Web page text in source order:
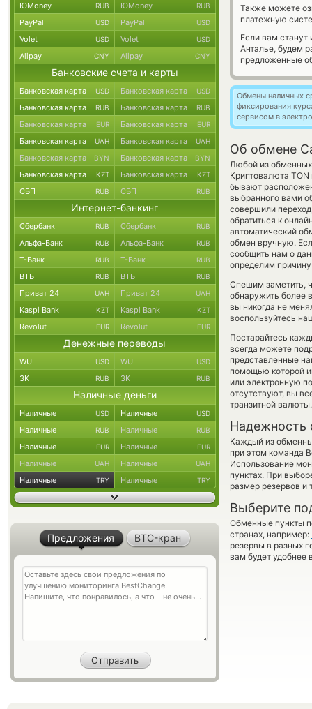
Также можете
платежную
Если вам
Анталье, будем
предложенные
Обмены наличных
фиксирования
сервисом в
Об обмене
Любой из обменных
Криптовалюта
бывают
выбранного вами
совершили
обратиться к
автоматический
обмен вручную.
сообщить нам о
определим
Спешим заметить,
обнаружить более
вы никогда не
воспользуйтесь
Постарайтесь
всегда можете
представленные
помощью которой
или электронную
отсутствуют, вы
транзитной валюты.
Надежность
Каждый из
при этом команда
Использование
пунктах. При
размер резервов и
Выберите
Обменные пункты
странах, например:
резервы в разных
вам будет удобнее
ЮMoney RUB ЮMoney RUB
PayPal USD PayPal USD
Volet USD Volet USD
Alipay CNY Alipay CNY
Банковские счета и карты
Банковская карта USD Банковская карта USD
Банковская карта RUB Банковская карта RUB
Банковская карта EUR Банковская карта EUR
Банковская карта UAH Банковская карта UAH
Банковская карта BYN Банковская карта BYN
Банковская карта KZT Банковская карта KZT
СБП RUB СБП RUB
Интернет-банкинг
Сбербанк RUB Сбербанк RUB
Альфа-Банк RUB Альфа-Банк RUB
Т-Банк RUB Т-Банк RUB
ВТБ RUB ВТБ RUB
Приват 24 UAH Приват 24 UAH
Kaspi Bank KZT Kaspi Bank KZT
Revolut EUR Revolut EUR
Денежные переводы
WU USD WU USD
ЗК RUB ЗК RUB
Наличные деньги
Наличные USD Наличные USD
Наличные RUB Наличные RUB
Наличные EUR Наличные EUR
Наличные UAH Наличные UAH
Наличные TRY Наличные TRY
Предложения BTC-кран